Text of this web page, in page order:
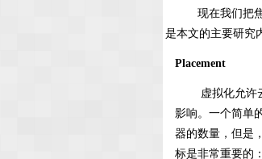
现在我们把焦点
是本文的主要研究
Placement
虚拟化允许云
影响。一个简单
器的数量，但是
标是非常重要的